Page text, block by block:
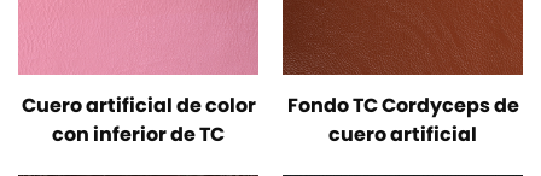
Cuero artificial de color
con inferior de TC
Fondo TC Cordyceps de
cuero artificial